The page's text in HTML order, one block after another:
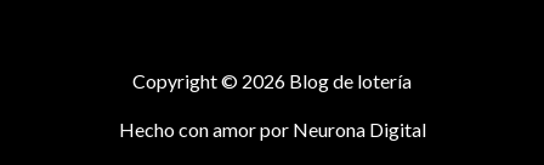
Copyright © 2026 Blog de lotería
Hecho con amor por Neurona Digital